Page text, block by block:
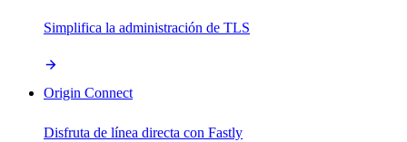
Simplifica la administración de TLS
Origin Connect
Disfruta de línea directa con Fastly